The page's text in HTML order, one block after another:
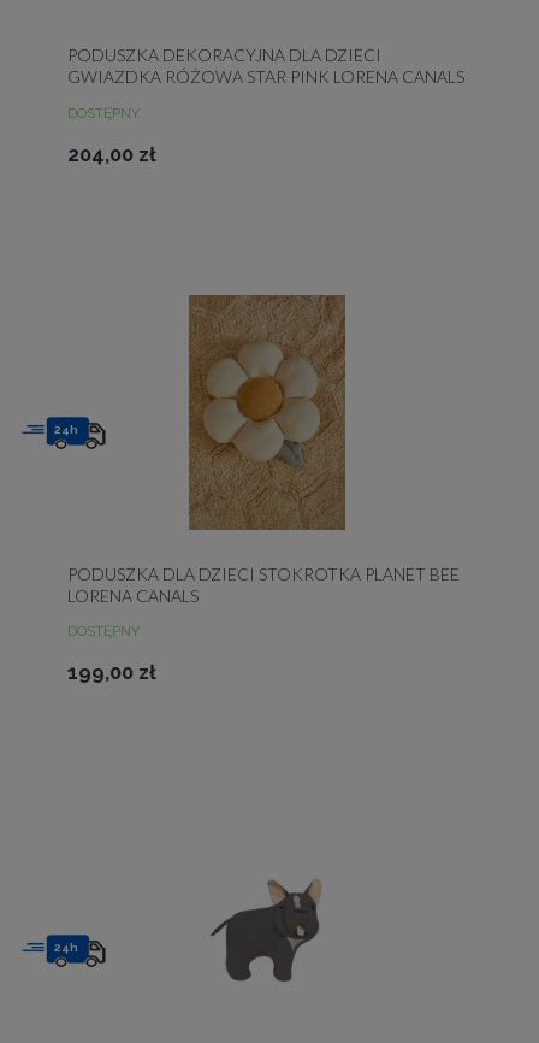
PODUSZKA DEKORACYJNA DLA DZIECI
GWIAZDKA RÓŻOWA STAR PINK LORENA CANALS
DOSTĘPNY
204,00 zł
PODUSZKA DLA DZIECI STOKROTKA PLANET BEE
LORENA CANALS
DOSTĘPNY
199,00 zł
24h
24h